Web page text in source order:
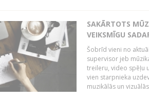
SAKĀRTOTS
VEIKSMĪGU
Šobrīd vieni no
supervisor jeb
treileru, video spēļu
vien starpnieka
muzikālās un